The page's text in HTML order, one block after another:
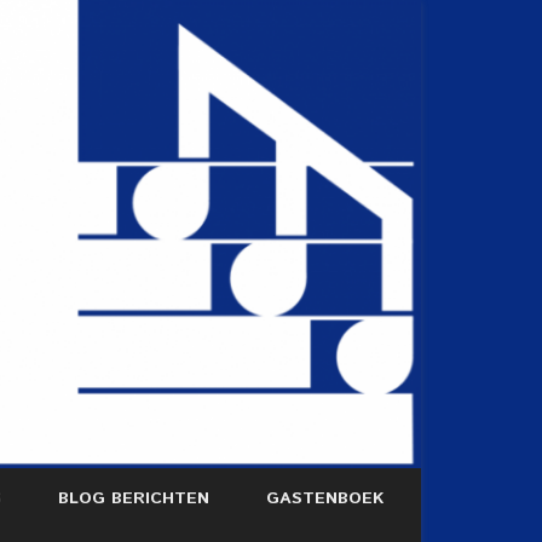
BLOG BERICHTEN GASTENBOEK